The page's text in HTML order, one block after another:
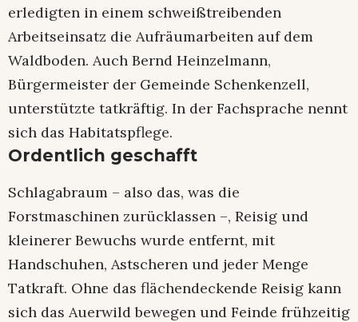
erledigten in einem schweißtreibenden
Arbeitseinsatz die Aufräumarbeiten auf dem
Waldboden. Auch Bernd Heinzelmann,
Bürgermeister der Gemeinde Schenkenzell,
unterstützte tatkräftig. In der Fachsprache nennt
sich das Habitatspflege.
Ordentlich geschafft
Schlagabraum – also das, was die
Forstmaschinen zurücklassen –, Reisig und
kleinerer Bewuchs wurde entfernt, mit
Handschuhen, Astscheren und jeder Menge
Tatkraft. Ohne das flächendeckende Reisig kann
sich das Auerwild bewegen und Feinde frühzeitig